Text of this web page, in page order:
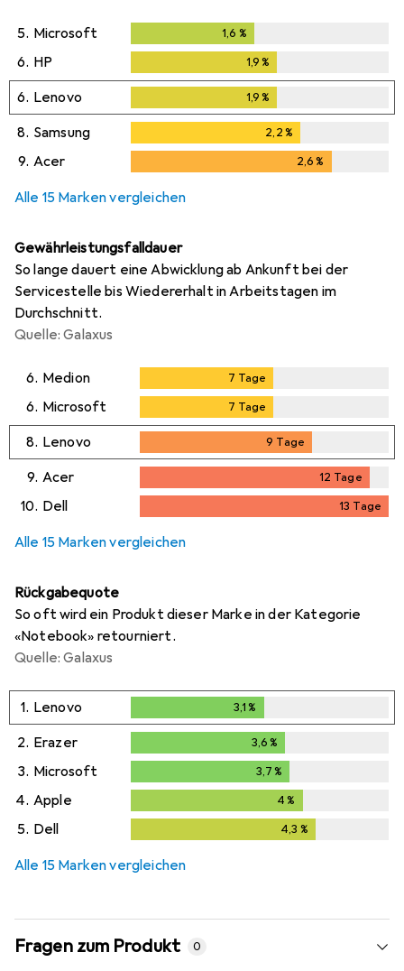
5. Microsoft 1,6 %
6. HP 1,9%
6. Lenovo 1,9%
8. Samsung 2,2%
9. Acer 2,6%
Alle 15 Marken vergleichen
Gewährleistungsfalldauer
So lange dauert eine Abwicklung ab Ankunft bei der
Servicestelle bis Wiedererhalt in Arbeitstagen im
Durchschnitt.
Quelle: Galaxus
6. Medion 7 Tage
6. Microsoft 7 Tage
8. Lenovo 9 Tage
9. Acer 12 Tage
12Tage
10. Dell 13 Tage
Alle 15 Marken vergleichen
Rückgabequote
So oft wird ein Produkt dieser Marke in der Kategorie
«Notebook» retourniert.
Quelle: Galaxus
1. Lenovo 3,1 %
2. Erazer 3,6 %
3. Microsoft 3,7 %
4. Apple 4 %
5. Dell 4,3 %
Alle 15 Marken vergleichen
Fragen zum Produkt 0